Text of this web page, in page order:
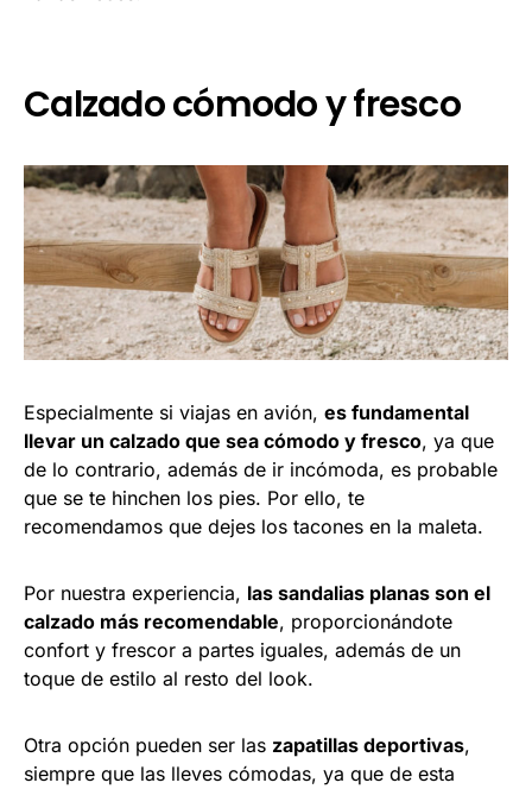
Calzado cómodo y fresco
Especialmente si viajas en avión, es fundamental
llevar un calzado que sea cómodo y fresco, ya que
de lo contrario, además de ir incómoda, es probable
que se te hinchen los pies. Por ello, te
recomendamos que dejes los tacones en la maleta.
Por nuestra experiencia, las sandalias planas son el
calzado más recomendable, proporcionándote
confort y frescor a partes iguales, además de un
toque de estilo al resto del look.
Otra opción pueden ser las zapatillas deportivas,
siempre que las lleves cómodas, ya que de esta